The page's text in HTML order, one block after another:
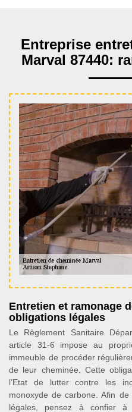
Entreprise
Marval 87440:
Entretien et ramonage
obligations légales
Le Règlement Sanitaire
article 31-6 impose au
immeuble de procéder
de leur cheminée. Cette
l’Etat de lutter contre les
monoxyde de carbone. Afin
légales, pensez à confier à